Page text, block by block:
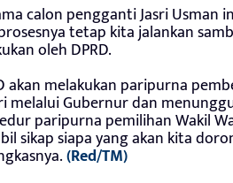
calon pengganti Jasri Usman
tetap kita jalankan
oleh DPRD.
akan melakukan paripurna
melalui Gubernur dan
paripurna pemilihan Wakil
sikap siapa yang akan kita
(Red/TM)